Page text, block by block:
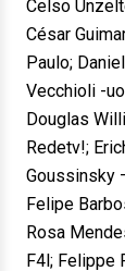
Celso
César
Paulo;
Vecchioli -
Douglas
Redetv!;
Goussinsky
Felipe
Rosa
F4l; Felippe